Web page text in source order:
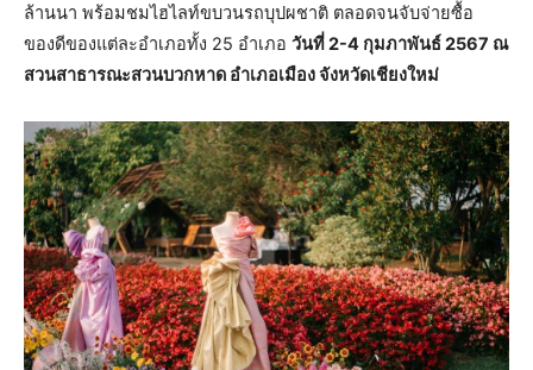
ล้านนา พร้อมชมไฮไลท์ขบวนรถบุปผชาติ ตลอดจนจับจ่ายซื้อ
ของดีของแต่ละอำเภอทั้ง 25 อำเภอ วันที่ 2-4 กุมภาพันธ์ 2567 ณ
สวนสาธารณะสวนบวกหาด อำเภอเมือง จังหวัดเชียงใหม่